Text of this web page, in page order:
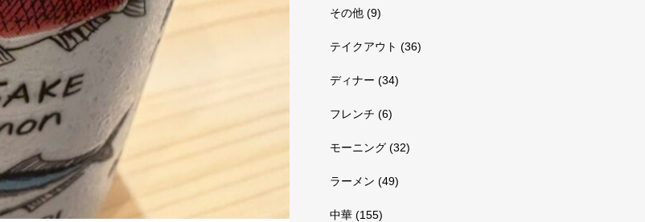
その他 (9)
テイクアウト (36)
ディナー (34)
フレンチ (6)
モーニング (32)
ラーメン (49)
中華 (155)